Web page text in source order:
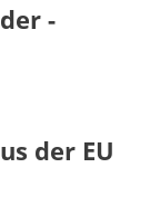
-
der EU